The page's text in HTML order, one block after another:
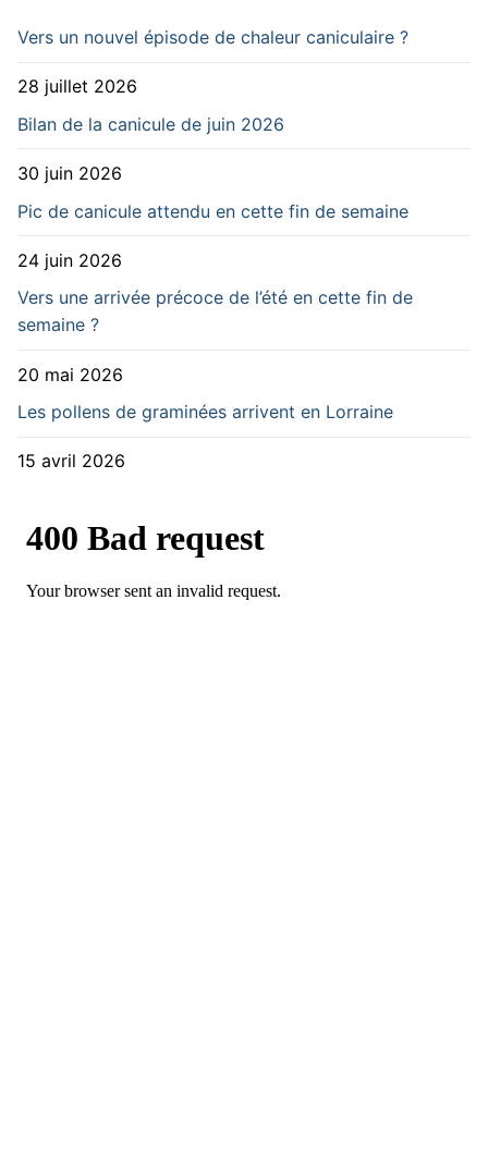
Vers un nouvel épisode de chaleur caniculaire ?
28 juillet 2026
Bilan de la canicule de juin 2026
30 juin 2026
Pic de canicule attendu en cette fin de semaine
24 juin 2026
Vers une arrivée précoce de l’été en cette fin de
semaine ?
20 mai 2026
Les pollens de graminées arrivent en Lorraine
15 avril 2026